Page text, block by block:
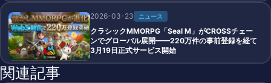
2026-03-23 ニュース
クラシックMMORPG「Seal M」がCROSSチェー
ンでグローバル展開——220万件の事前登録を経て
3月19日正式サービス開始
関連記事